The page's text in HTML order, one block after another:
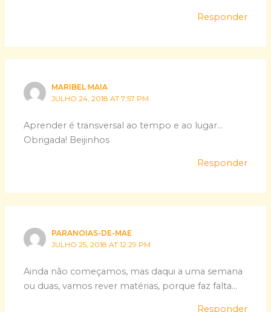
Responder
MARIBEL MAIA
JULHO 24, 2018 AT 7:57 PM
Aprender é transversal ao tempo e ao lugar…
Obrigada! Beijinhos
Responder
PARANOIAS-DE-MAE
JULHO 25, 2018 AT 12:29 PM
Ainda não começamos, mas daqui a uma semana
ou duas, vamos rever matérias, porque faz falta…
Responder